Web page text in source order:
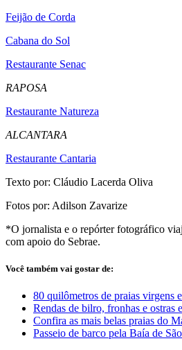
Feijão de Corda
Cabana do Sol
Restaurante Senac
RAPOSA
Restaurante Natureza
ALCANTARA
Restaurante Cantaria
Texto por: Cláudio Lacerda Oliva
Fotos por: Adilson Zavarize
*O jornalista e o repórter fotográfico
com apoio do Sebrae.
Você também vai gostar de:
80 quilômetros de praias virgens
Rendas de bilro, fronhas e ostras
Confira as mais belas praias do
Passeio de barco pela Baía de